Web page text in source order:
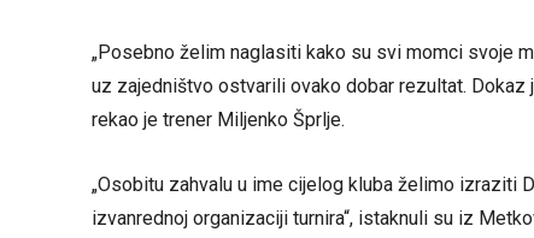
„Posebno želim naglasiti kako su svi momci svoje
uz zajedništvo ostvarili ovako dobar rezultat.
rekao je trener Miljenko Šprlje.
„Osobitu zahvalu u ime cijelog kluba želimo izraziti
izvanrednoj organizaciji turnira“, istaknuli su iz